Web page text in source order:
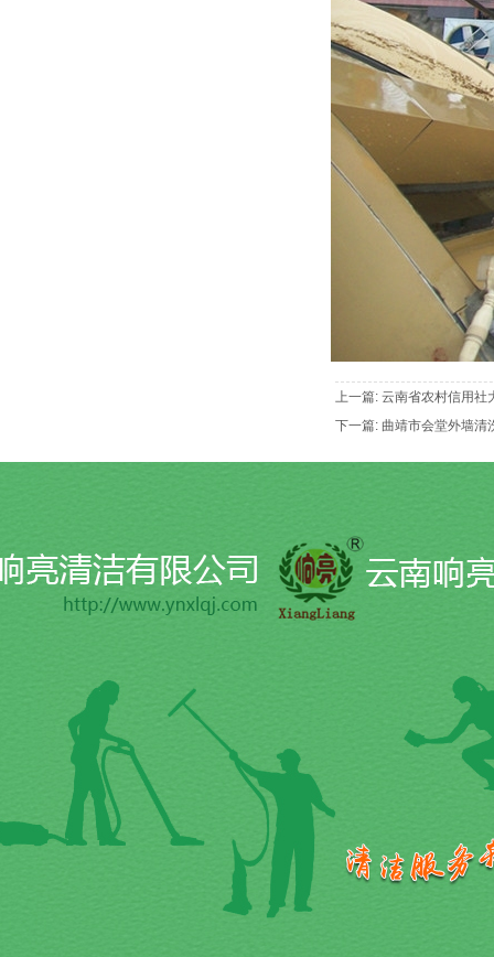
上一篇: 云南省农村信用社
下一篇: 曲靖市会堂外墙清